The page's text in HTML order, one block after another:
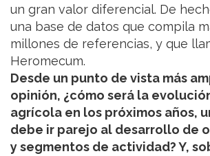
un gran valor diferencial. De
una base de datos que compila
millones de referencias, y que
Heromecum.
Desde un punto de vista más
opinión, ¿cómo será la
agrícola en los próximos años,
debe ir parejo al desarrollo de
y segmentos de actividad? Y,